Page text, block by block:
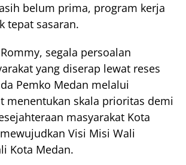
belum prima, program kerja
tepat sasaran.
segala persoalan
yang diserap lewat reses
Pemko Medan melalui
menentukan skala prioritas demi
masyarakat Kota
Visi Misi Wali
Kota Medan.